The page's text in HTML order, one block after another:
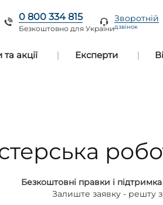
0 800 334 815
Безкоштовно для України
Зворотній
дзвінок
акції Експерти
Безкоштовні правки і
Залиште заявку - решту